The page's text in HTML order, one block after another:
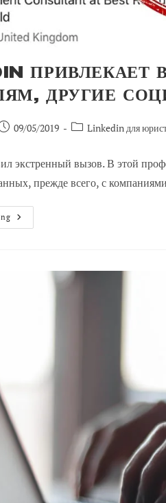
ДРУГИЕ
09/05/2019
Категория
Linkedin для
экстренный вызов. В этой
прежде всего, с
LinkedIn
Привлекает
Социальные